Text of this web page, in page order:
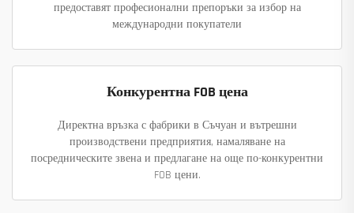
предоставят професионални препоръки за избор на
международни покупатели
Конкурентна FOB цена
Директна връзка с фабрики в Съчуан и вътрешни
производствени предприятия, намаляване на
посредническите звена и предлагане на още по-конкурентни
FOB цени.